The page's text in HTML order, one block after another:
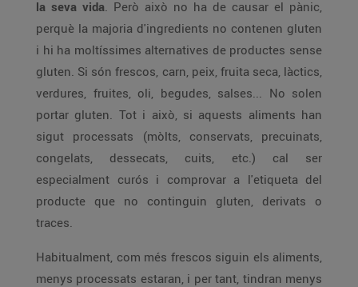
la seva vida. Però això no ha de causar el pànic,
perquè la majoria d'ingredients no contenen gluten
i hi ha moltíssimes alternatives de productes sense
gluten. Si són frescos, carn, peix, fruita seca, làctics,
verdures, fruites, oli, begudes, salses... No solen
portar gluten. Tot i això, si aquests aliments han
sigut processats (mòlts, conservats, precuinats,
congelats, dessecats, cuits, etc.) cal ser
especialment curós i comprovar a l'etiqueta del
producte que no continguin gluten, derivats o
traces.
Habitualment, com més frescos siguin els aliments,
menys processats estaran, i per tant, tindran menys